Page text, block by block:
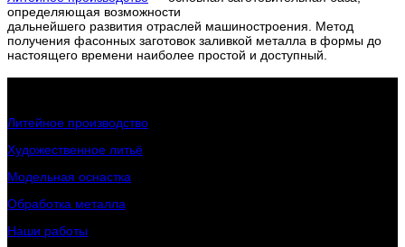
определяющая возможности
дальнейшего развития отраслей машиностроения. Метод
получения фасонных заготовок заливкой металла в формы до
настоящего времени наиболее простой и доступный.
Литейное производство
Художественное литьё
Модельная оснастка
Обработка металла
Наши работы